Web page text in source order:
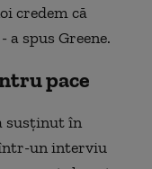
credem că
spus Greene.
pace
susţinut în
un interviu